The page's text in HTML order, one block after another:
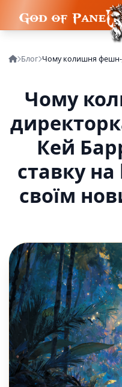
Блог
Чому
Кей
ставку на
своїм